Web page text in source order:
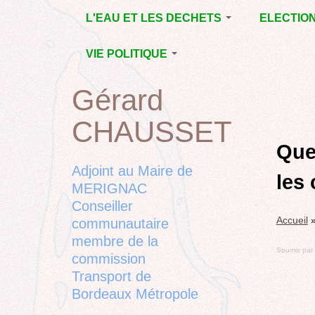
L'EAU ET LES DECHETS
ECONOMIE D’EAU,
SAGE, SÉCHERESSE
LA GESTION DES
DECHETS
CONTRAT DE L'EAU,
POLLUTIONS
RUBRIQUE
CHANTIER
VIE POLITIQUE
L’ACTION POLITIQUE À
MÉRIGNAC
BORDEAUX
METROPOLE
EMPLOI, SOLIDARITES
ELECTIONS,
RUBRIQUES
DIVERSES, PETITES
PHRASES..
to
top
les
Accueil
Soumis par
Back
to
top
Gérard
CHAUSSET
Adjoint au Maire de
MERIGNAC
Conseiller
communautaire
membre de la
commission
Transport de
Bordeaux Métropole